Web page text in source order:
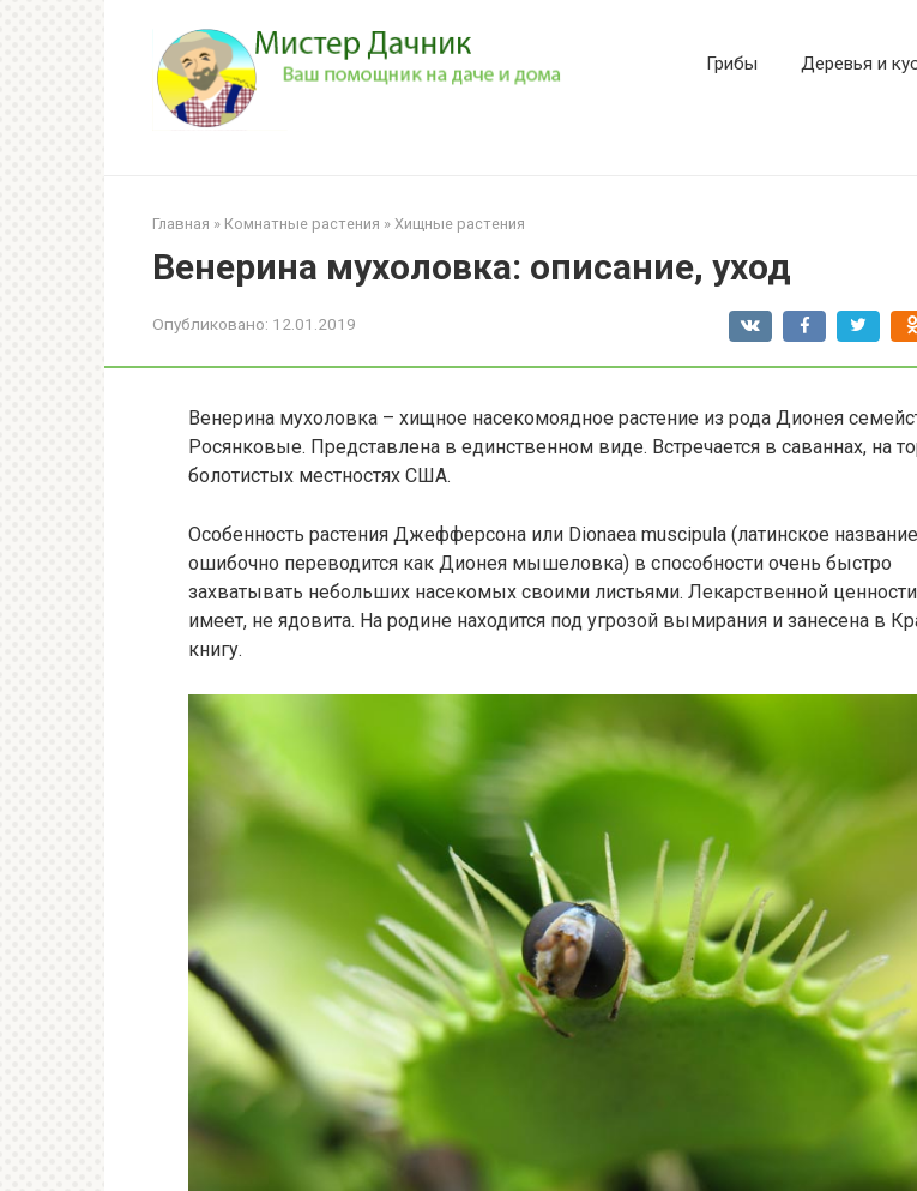
Грибы Деревья и
Главная » Комнатные растения » Хищные растения
Венерина мухоловка: описание, уход
Опубликовано: 12.01.2019
Венерина мухоловка – хищное насекомоядное растение из рода Дионея
Росянковые. Представлена в единственном виде. Встречается в саваннах, на
болотистых местностях США.
Особенность растения Джефферсона или Dionaea muscipula (латинское название
ошибочно переводится как Дионея мышеловка) в способности очень быстро
захватывать небольших насекомых своими листьями. Лекарственной
имеет, не ядовита. На родине находится под угрозой вымирания и занесена в
книгу.